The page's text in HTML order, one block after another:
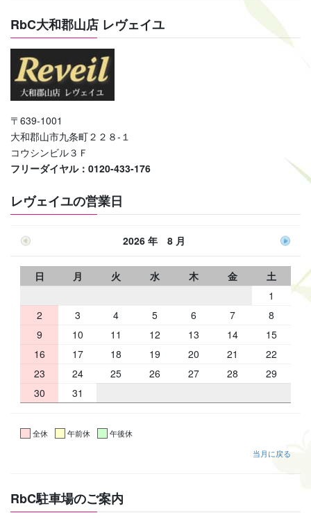
RbC大和郡山店 レヴェイユ
〒639-1001
大和郡山市九条町２２８-１
コウシンビル３Ｆ
フリーダイヤル：0120-433-176
レヴェイユの営業日
2026 年 8 月
日 月 火 水 木 金
土
1
2
3 4 5 6 7
8
9
10 11 12 13 14
15
16
17 18 19 20 21
22
23
24 25 26 27 28
29
30
31
全休 午前休
午後休
当月に戻る
RbC駐車場のご案内